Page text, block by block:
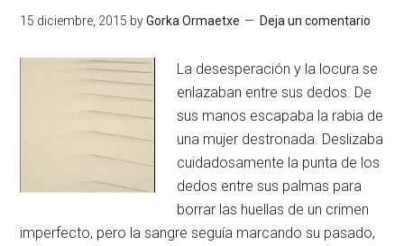
15 diciembre, 2015 byGorka Ormaetxe Deja un comentario
La desesperación y la locura se
enlazaban entre sus dedos. De
sus manos escapaba la rabia de
una mujer destronada. Deslizaba
cuidadosamente la punta de los
dedos entre sus palmas para
borrar las huellas de un crimen
imperfecto, pero la sangre seguía marcando su pasado,